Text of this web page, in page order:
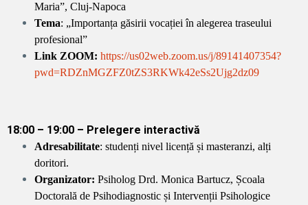
Maria”, Cluj-Napoca
Tema: „Importanța găsirii vocației în alegerea traseului
profesional”
Link ZOOM: https://us02web.zoom.us/j/89141407354?
pwd=RDZnMGZFZ0tZS3RKWk42eSs2Ujg2dz09
18:00 – 19:00 – Prelegere interactivă
Adresabilitate: studenți nivel licență și masteranzi, alți
doritori.
Organizator: Psiholog Drd. Monica Bartucz, Școala
Doctorală de Psihodiagnostic și Intervenții Psihologice